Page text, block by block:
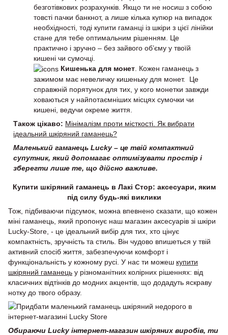
безготівкових розрахунків. Якщо ти не носиш з собою
товсті пачки банкнот, а лише кілька купюр на випадок
необхідності, тоді купити гаманці із шкіри з цієї лінійки
стане для тебе оптимальним рішенням. Це
практично і зручно – без зайвого об’єму у твоїй
кишені чи сумочці.
Кишенька для монет . Кожен гаманець з
зажимом має невеличку кишеньку для монет. Це
справжній порятунок для тих, у кого монетки завжди
ховаються у найпотаємніших місцях сумочки чи
кишені, ведучи окреме життя.
Також цікаво: Мінімалізм проти місткості. Як вибрати
ідеальний шкіряний гаманець?
Маленький гаманець Lucky – це твій компактний
супутник, який допомагає оптимізувати простір і
зберегти лише те, що дійсно важливе.
Купити шкіряний гаманець в Лакі Стор: аксесуари, яким
під силу будь-які виклики
Тож, підбиваючи підсумок, можна впевнено сказати, що кожен
міні гаманець, який пропонує наш магазин аксесуарів зі шкіри
Lucky-Store, - це ідеальний вибір для тих, хто цінує
компактність, зручність та стиль. Він чудово впишеться у твій
активний спосіб життя, забезпечуючи комфорт і
функціональність у кожному русі. У нас ти можеш купити
шкіряний гаманець у різноманітних колірних рішеннях: від
класичних відтінків до модних акцентів, що додадуть яскраву
нотку до твого образу.
Обираючи Lucky інтернет-магазин шкіряних виробів, ти